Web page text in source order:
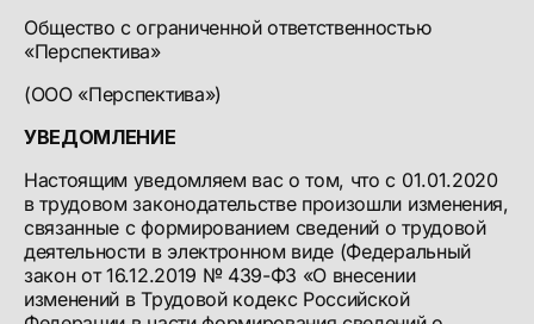
Общество с ограниченной ответственностью
«Перспектива»
(ООО «Перспектива»)
УВЕДОМЛЕНИЕ
Настоящим уведомляем вас о том, что с 01.01.2020
в трудовом законодательстве произошли изменения,
связанные с формированием сведений о трудовой
деятельности в электронном виде (Федеральный
закон от 16.12.2019 № 439-ФЗ «О внесении
изменений в Трудовой кодекс Российской